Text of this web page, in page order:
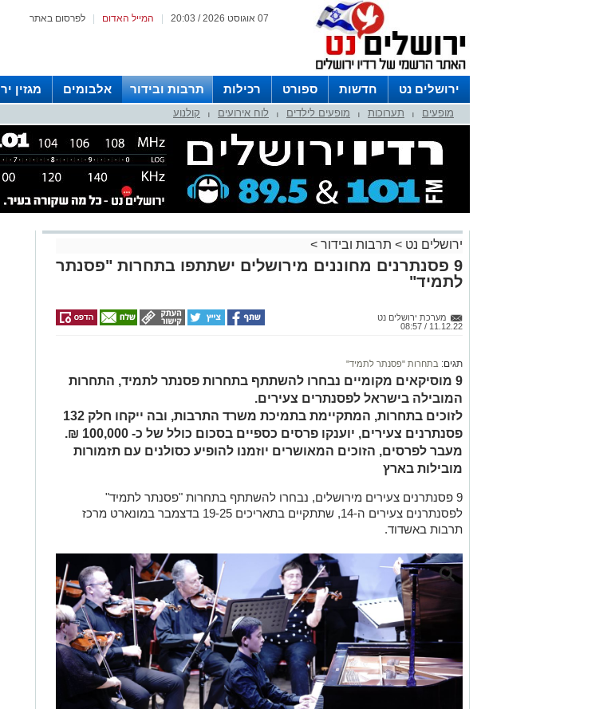
לפרסום באתר המייל האדום 07 אוגוסט 2026 / 20:03
ירושלים נט חדשות ספורט רכילות תרבות ובידור אלבומים מגזין
לפרסום ברדיו צרו קשר
לוח שדורים רדיו ירושלים מופעים תערוכות מופעים לילדים לוח אירועים קולנוע
ירושלים נט > תרבות ובידור >
9 פסנתרנים מחוננים מירושלים ישתתפו בתחרות "פסנתר
לתמיד"
מערכת ירושלים נט
11.12.22 / 08:57
תגים: בתחרות "פסנתר לתמיד"
9 מוסיקאים מקומיים נבחרו להשתתף בתחרות פסנתר לתמיד, התחרות
המובילה בישראל לפסנתרים צעירים.
לזוכים בתחרות, המתקיימת בתמיכת משרד התרבות, ובה ייקחו חלק 132
פסנתרנים צעירים, יוענקו פרסים כספיים בסכום כולל של כ- 100,000 ₪.
מעבר לפרסים, הזוכים המאושרים יוזמנו להופיע כסולנים עם תזמורות
מובילות בארץ
9 פסנתרנים צעירים מירושלים, נבחרו להשתתף ב
תחרות "פסנתר לתמיד"
לפסנתרנים צעירים ה-14, שתתקיים בתאריכים 19-25 בדצמבר במונארט מרכז
תרבות באשדוד.